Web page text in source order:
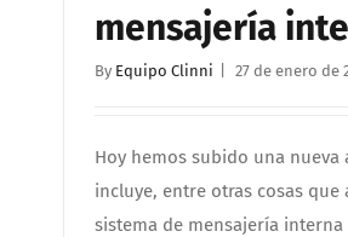
mensajería
By Equipo Clinni 27 de enero de
Hoy hemos subido una
incluye, entre otras cosas
sistema de mensajería interna